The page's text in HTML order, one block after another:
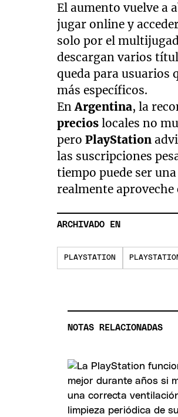
El aumento vuelve a
jugar online y
solo por el
descargan varios
queda para usuarios
más específicos.
EnArgentina, la
precioslocales no
peroPlayStation
las suscripciones
tiempo puede ser
realmente aproveche
ARCHIVADO EN
PLAYSTATION
NOTAS RELACIONADAS